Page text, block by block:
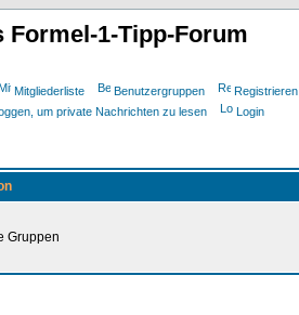
Formel-1-Tipp-Forum
Mitgliederliste Benutzergruppen
Registrieren
um private Nachrichten zu lesen Login
Gruppen